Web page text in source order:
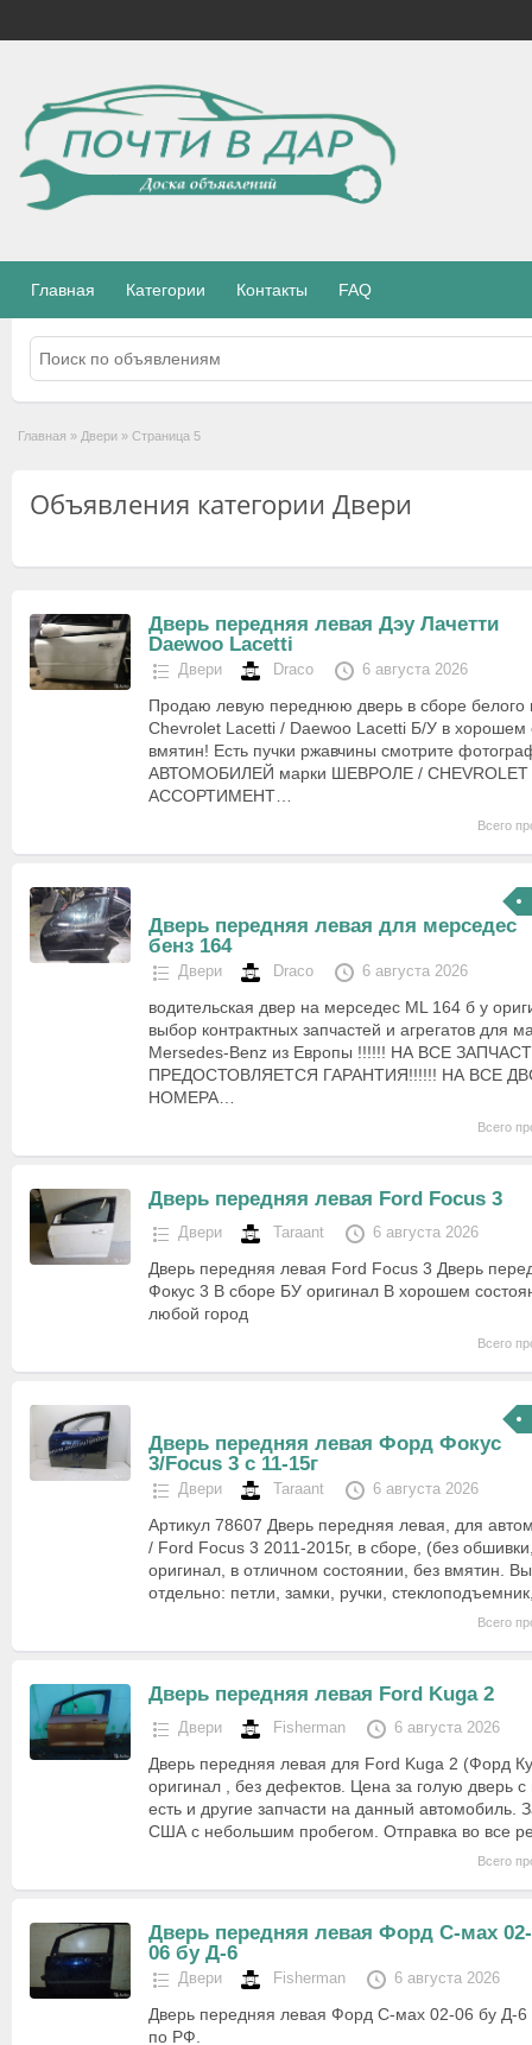
Главная Категории Контакты FAQ
Главная » Двери » Страница 5
Объявления категории Двери
Дверь передняя левая Дэу Лачетти
Daewoo Lacetti
Двери Draco 6 августа 2026
Продаю левую переднюю дверь в сборе белого
Chevrolet Lacetti / Daewoo Lacetti Б/У в хорошем
вмятин! Есть пучки ржавчины смотрите
АВТОМОБИЛЕЙ марки ШЕВРОЛЕ /
АССОРТИМЕНТ…
Всего
Дверь передняя левая для мерседес
бенз 164
Двери Draco 6 августа 2026
водительская двер на мерседес ML 164 б у
выбор контрактных запчастей и агрегатов для
Mersedes-Benz из Европы !!!!!! НА ВСЕ
ПРЕДОСТОВЛЯЕТСЯ ГАРАНТИЯ!!!!!! НА ВСЕ
НОМЕРА…
Всего
Дверь передняя левая Ford Focus 3
Двери Taraant 6 августа 2026
Дверь передняя левая Ford Focus 3 Дверь
Фокус 3 В сборе БУ оригинал В хорошем
любой город
Всего
Дверь передняя левая Форд Фокус
3/Focus 3 с 11-15г
Двери Taraant 6 августа 2026
Артикул 78607 Дверь передняя левая, для
/ Ford Focus 3 2011-2015г, в сборе, (без
оригинал, в отличном состоянии, без вмятин.
отдельно: петли, замки, ручки,
Всего
Дверь передняя левая Ford Kuga 2
Двери Fisherman 6 августа 2026
Дверь передняя левая для Ford Kuga 2 (Форд
оригинал , без дефектов. Цена за голую дверь
есть и другие запчасти на данный автомобиль.
США с небольшим пробегом. Отправка во все
Всего
Дверь передняя левая Форд С-мах 02-
06 бу Д-6
Двери Fisherman 6 августа 2026
Дверь передняя левая Форд С-мах 02-06 бу Д-6
по РФ.